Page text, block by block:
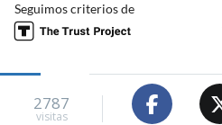
Seguimos criterios de
2787
visitas